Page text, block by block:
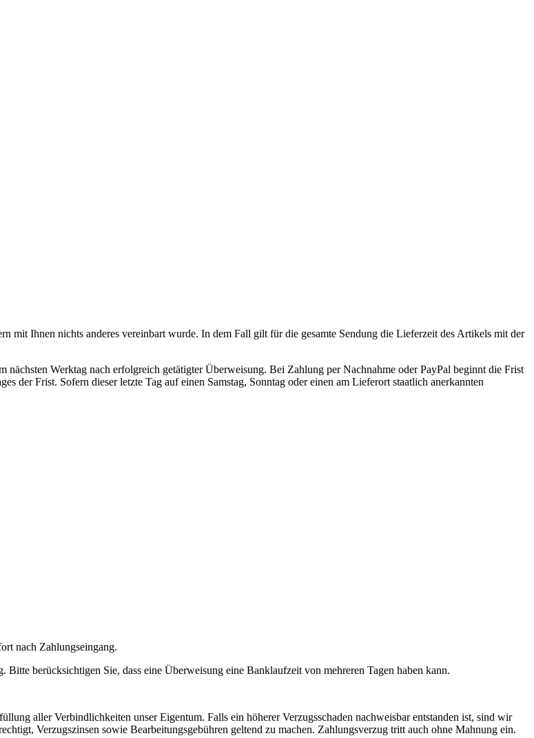
mit Ihnen nichts anderes vereinbart wurde. In dem Fall gilt für die gesamte Sendung die Lieferzeit des Artikels mit der
Werktag nach erfolgreich getätigter Überweisung. Bei Zahlung per Nachnahme oder PayPal beginnt die Frist
der Frist. Sofern dieser letzte Tag auf einen Samstag, Sonntag oder einen am Lieferort staatlich anerkannten
nach Zahlungseingang.
berücksichtigen Sie, dass eine Überweisung eine Banklaufzeit von mehreren Tagen haben kann.
aller Verbindlichkeiten unser Eigentum. Falls ein höherer Verzugsschaden nachweisbar entstanden ist, sind wir
Verzugszinsen sowie Bearbeitungsgebühren geltend zu machen. Zahlungsverzug tritt auch ohne Mahnung ein.